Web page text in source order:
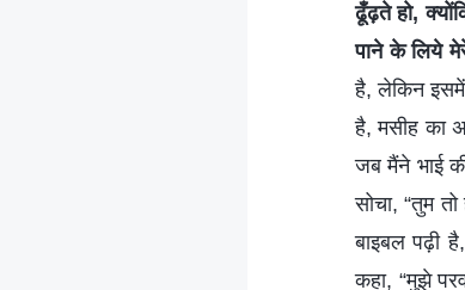
ढूँढ़ते हो,
पाने के लिये
है, लेकिन
है, मसीह का
जब मैंने भाई
सोचा, “तुम
बाइबल पढ़ी
कहा, “मुझे